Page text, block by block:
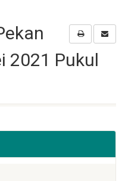
2021 Pukul